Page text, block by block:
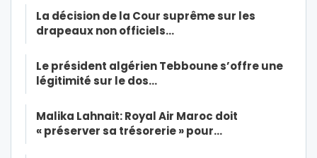
La décision de la Cour suprême sur les
drapeaux non officiels…
Le président algérien Tebboune s’offre une
légitimité sur le dos…
Malika Lahnait: Royal Air Maroc doit
« préserver sa trésorerie » pour…